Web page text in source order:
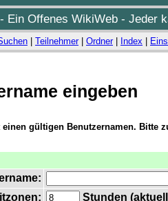
Ein Offenes WikiWeb - Jeder
Teilnehmer| Ordner| Index
eingeben
gültigen Benutzernamen. Bitte
Stunden